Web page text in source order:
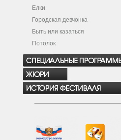
Елки
Городская девчонка
Быть или казаться
Потолок